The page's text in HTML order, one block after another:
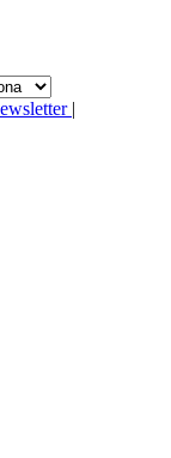
|